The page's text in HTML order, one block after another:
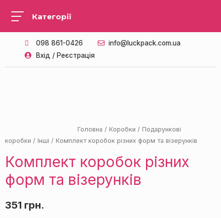
098 861-0426
info@luckpack.com.ua
Вхід / Реєстрація
Головна / Коробки / Подарункові
коробки / Інші / Комплект коробок різних форм та візерунків
Комплект коробок різних
форм та візерунків
351 грн.